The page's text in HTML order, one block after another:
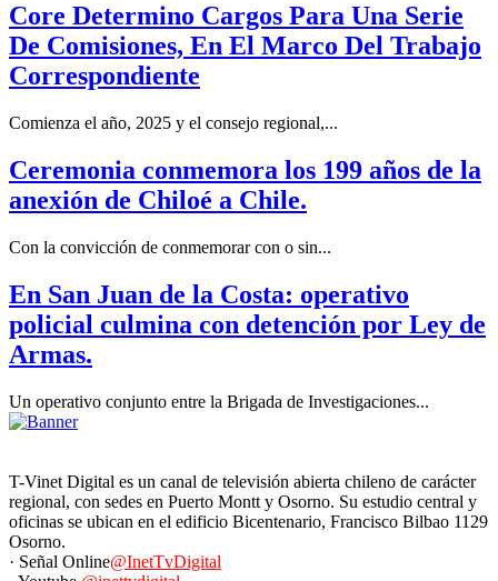
Core Determino Cargos Para Una Serie
De Comisiones, En El Marco Del Trabajo
Correspondiente
Comienza el año, 2025 y el consejo regional,...
Ceremonia conmemora los 199 años de la
anexión de Chiloé a Chile.
Con la convicción de conmemorar con o sin...
En San Juan de la Costa: operativo
policial culmina con detención por Ley de
Armas.
Un operativo conjunto entre la Brigada de Investigaciones...
T-Vinet Digital es un canal de televisión abierta chileno de carácter
regional, con sedes en Puerto Montt y Osorno. Su estudio central y
oficinas se ubican en el edificio Bicentenario, Francisco Bilbao 1129
Osorno.
· Señal Online@InetTvDigital